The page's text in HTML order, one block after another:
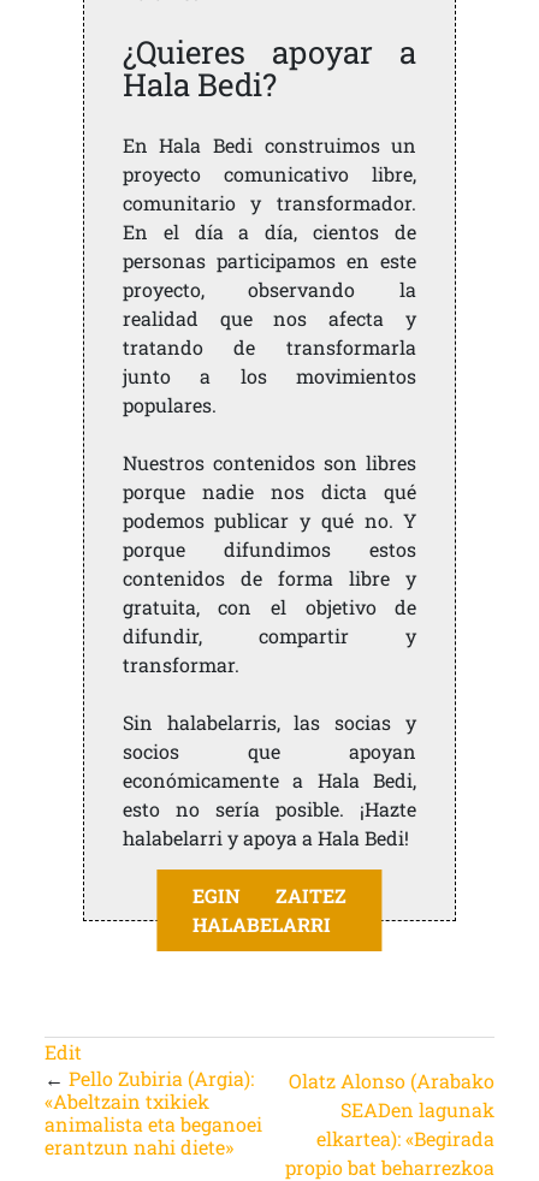
¿Quieres apoyar a
Hala Bedi?
En Hala Bedi construimos un
proyecto comunicativo libre,
comunitario y transformador.
En el día a día, cientos de
personas participamos en este
proyecto, observando la
realidad que nos afecta y
tratando de transformarla
junto a los movimientos
populares.
Nuestros contenidos son libres
porque nadie nos dicta qué
podemos publicar y qué no. Y
porque difundimos estos
contenidos de forma libre y
gratuita, con el objetivo de
difundir, compartir y
transformar.
Sin halabelarris, las socias y
socios que apoyan
económicamente a Hala Bedi,
esto no sería posible. ¡Hazte
halabelarri y apoya a Hala Bedi!
EGIN ZAITEZ
HALABELARRI
Edit
← Pello Zubiria (Argia):
«Abeltzain txikiek
animalista eta beganoei
erantzun nahi diete»
Olatz Alonso (Arabako
SEADen lagunak
elkartea): «Begirada
propio bat beharrezkoa